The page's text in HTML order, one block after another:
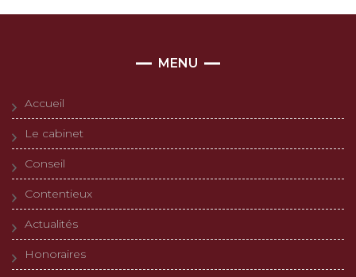
MENU
Accueil
Le cabinet
Conseil
Contentieux
Actualités
Honoraires